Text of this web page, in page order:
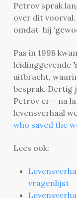
Petrov sprak
over dit
omdat hij
Pas in 1998
leidinggevende
uitbracht,
besprak. Dertig
Petrov er – na
levensverhaal
who saved the
Lees ook:
vragenlijst